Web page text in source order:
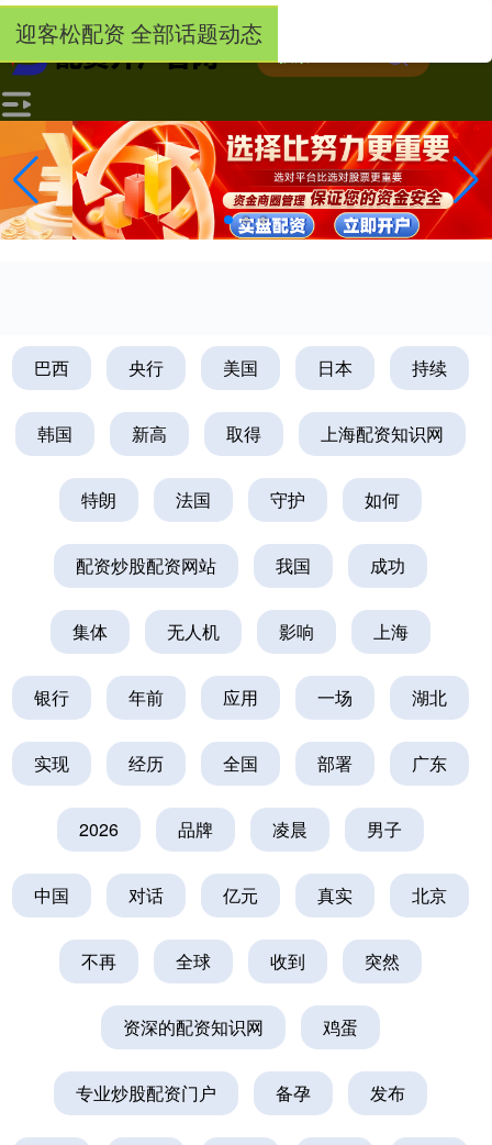
-->
迎客松配资 全部话题动态
巴西 央行 美国 日本 持续
韩国 新高 取得 上海配资知识网
特朗 法国 守护 如何
配资炒股配资网站 我国 成功
集体 无人机 影响 上海
银行 年前 应用 一场 湖北
实现 经历 全国 部署 广东
2026 品牌 凌晨 男子
中国 对话 亿元 真实 北京
不再 全球 收到 突然
资深的配资知识网 鸡蛋
专业炒股配资门户 备孕 发布